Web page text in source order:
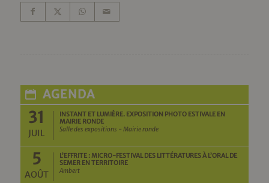
AGENDA
31
JUIL
INSTANT ET LUMIÈRE. EXPOSITION PHOTO ESTIVALE EN
MAIRIE RONDE
Salle des expositions - Mairie ronde
5
AOÛT
L’EFFRITE : MICRO-FESTIVAL DES LITTÉRATURES À L’ORAL DE
SEMER EN TERRITOIRE
Ambert